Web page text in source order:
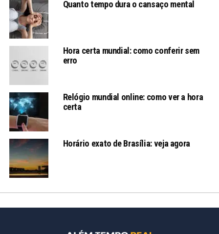
Quanto tempo dura o cansaço mental
Hora certa mundial: como conferir sem
erro
Relógio mundial online: como ver a hora
certa
Horário exato de Brasília: veja agora